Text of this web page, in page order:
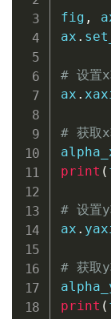
fig ,
ax .
# 设置x
ax .
# 获取x
print (
# 设置y
ax .
# 获取y
print (